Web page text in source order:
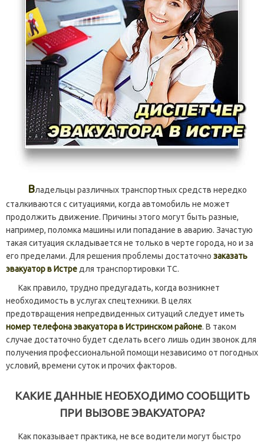
Владельцы различных транспортных средств нередко
сталкиваются с ситуациями, когда автомобиль не может
продолжить движение. Причины этого могут быть разные,
например, поломка машины или попадание в аварию. Зачастую
такая ситуация складывается не только в черте города, но и за
его пределами. Для решения проблемы достаточно заказать
эвакуатор в Истредля транспортировки ТС.
Как правило, трудно предугадать, когда возникнет
необходимость в услугах спецтехники. В целях
предотвращения непредвиденных ситуаций следует иметь
номер телефона эвакуатора в Истринском районе. В таком
случае достаточно будет сделать всего лишь один звонок для
получения профессиональной помощи независимо от погодных
условий, времени суток и прочих факторов.
КАКИЕ ДАННЫЕ НЕОБХОДИМО СООБЩИТЬ
ПРИ ВЫЗОВЕ ЭВАКУАТОРА?
Как показывает практика, не все водители могут быстро